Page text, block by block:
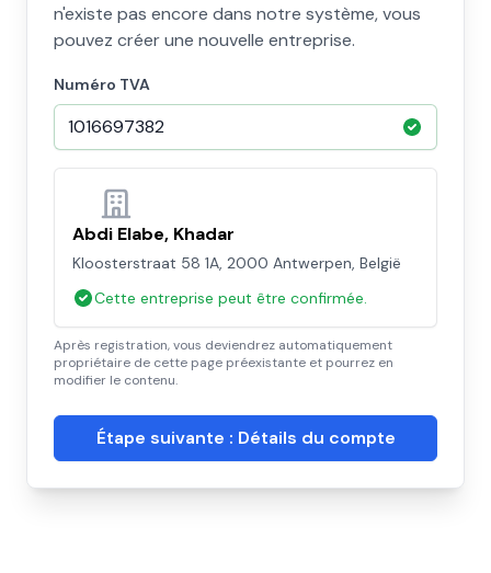
n'existe pas encore dans notre système, vous
pouvez créer une nouvelle entreprise.
Numéro TVA
Abdi Elabe, Khadar
Kloosterstraat 58 1A, 2000 Antwerpen, België
Cette entreprise peut être confirmée.
Après registration, vous deviendrez automatiquement
propriétaire de cette page préexistante et pourrez en
modifier le contenu.
Étape suivante : Détails du compte